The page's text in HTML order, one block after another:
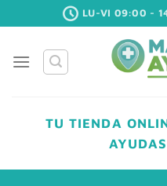
al
contenido
LU-VI 09:00 -
TU TIENDA